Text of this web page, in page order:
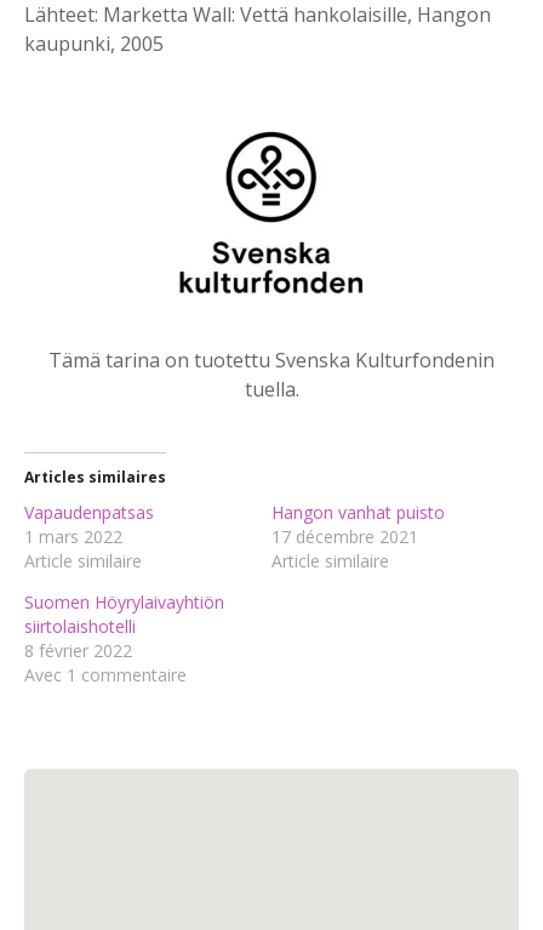
Lähteet: Marketta Wall: Vettä hankolaisille, Hangon
kaupunki, 2005
Tämä tarina on tuotettu Svenska Kulturfondenin
tuella.
Articles similaires
Vapaudenpatsas
1 mars 2022
Article similaire
Hangon vanhat puisto
17 décembre 2021
Article similaire
Suomen Höyrylaivayhtiön
siirtolaishotelli
8 février 2022
Avec 1 commentaire